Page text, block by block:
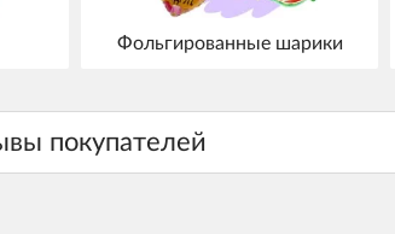
Фольгированные шарики